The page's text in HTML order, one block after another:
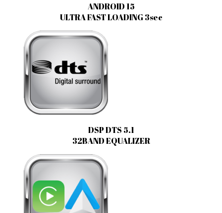
ANDROID 15
ULTRA FAST LOADING 3sec
DSP DTS 5.1
32BAND EQUALIZER